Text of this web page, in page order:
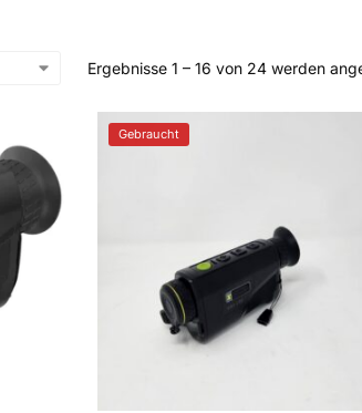
Ergebnisse 1 – 16 von 24 werden
Gebraucht